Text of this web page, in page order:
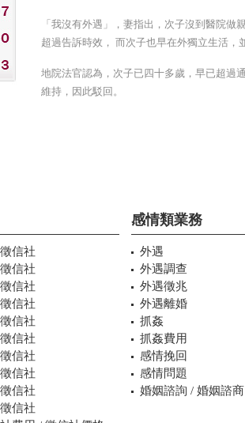
「我沒有外遇」，妻指出，次子沒到醫院
超過告訴時效， 而次子也早在外獨立生活，
地院法官認為，次子已四十多歲，早已超過
維持，因此駁回。
信社
信社
信社
信社
信社
信社
信社
信社
信社
信社
感情類業務
外遇
外遇調查
外遇徵兆
外遇離婚
抓姦
抓姦費用
感情挽回
感情問題
婚姻諮詢 / 婚姻諮商